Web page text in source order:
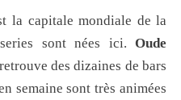
la capitale mondiale de la
sont nées ici.Oude
des dizaines de bars
semaine sont très animées